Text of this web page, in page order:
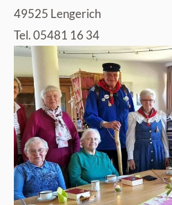
49525 Lengerich
Tel. 05481 16 34